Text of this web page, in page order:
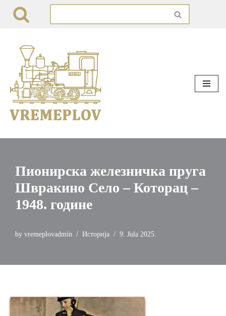
content
Пионирска железничка пруга
Швракино Село – Которац –
1948. године
by vremeplovadmin Историја 9. Jula 2025.